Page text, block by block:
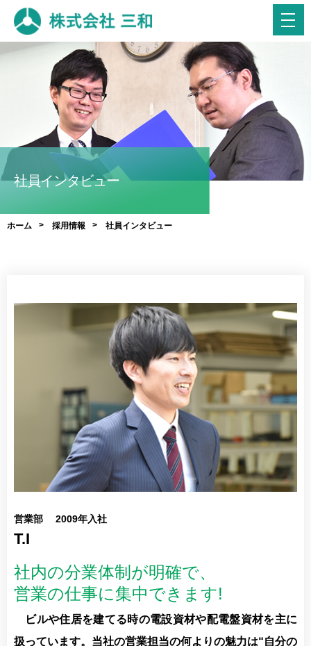
社員インタビュー
ホーム 採用情報 社員インタビュー
営業部 2009年入社
T.I
社内の分業体制が明確で、
営業の仕事に集中できます!
ビルや住居を建てる時の電設資材や配電盤資材を主に
扱っています。当社の営業担当の何よりの魅力は“自分の